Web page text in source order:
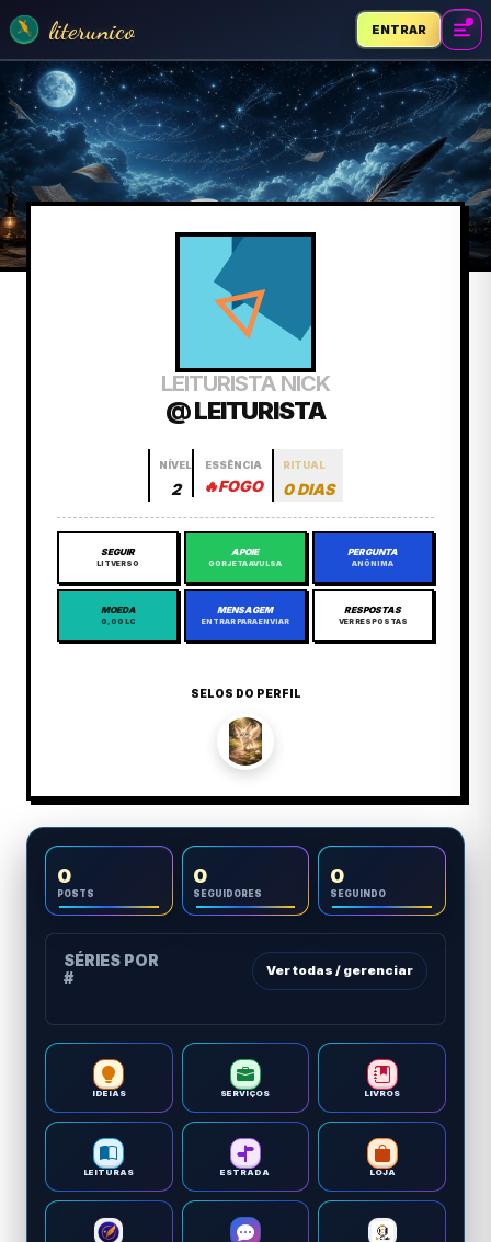
literunico ENTRAR
LEITURISTA NICK
@ LEITURISTA
NÍVEL
2
ESSÊNCIA
🔥FOGO
RITUAL
0 DIAS
SEGUIR
LITVERSO
APOIE
GORJETA AVULSA
PERGUNTA
ANÔNIMA
MOEDA
0,00 LC
MENSAGEM
ENTRAR PARA ENVIAR
RESPOSTAS
VER RESPOSTAS
SELOS DO PERFIL
0
POSTS
0
SEGUIDORES
0
SEGUINDO
SÉRIES POR
#
Ver todas / gerenciar
IDEIAS SERVIÇOS LIVROS
LEITURAS ESTRADA LOJA